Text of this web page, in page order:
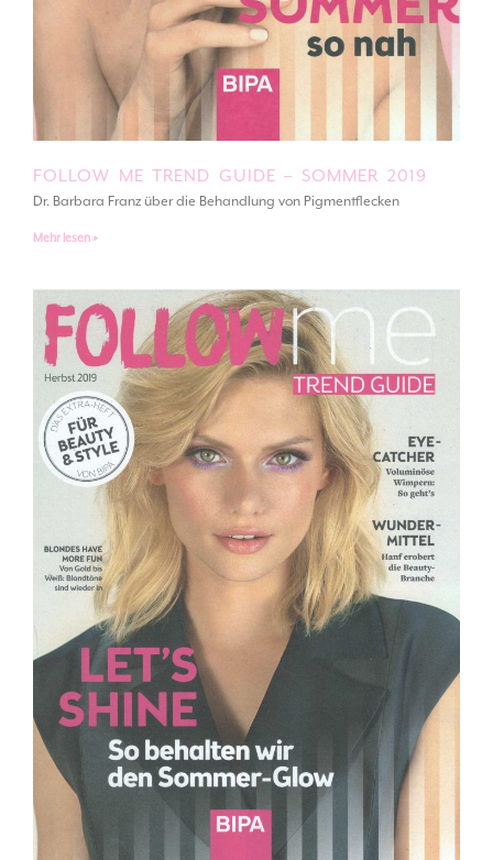
FOLLOW ME TREND GUIDE – SOMMER 2019
Dr. Barbara Franz über die Behandlung von Pigmentflecken
Mehr lesen »